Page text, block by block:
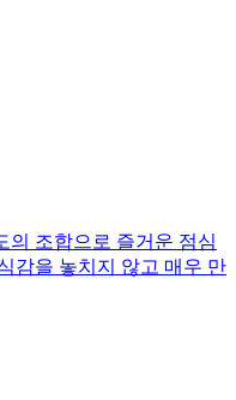
의 조합으로 즐거운 점심
감을 놓치지 않고 매우 만